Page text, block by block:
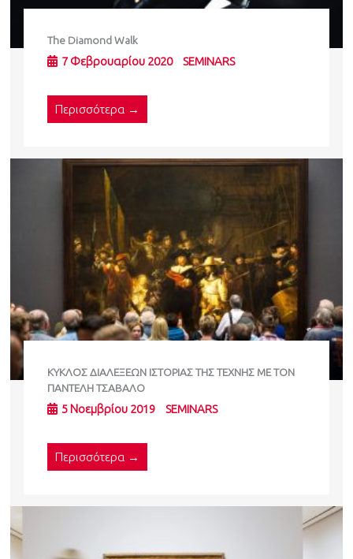
The Diamond Walk
7 Φεβρουαρίου 2020 SEMINARS
Περισσότερα →
ΚΥΚΛΟΣ ΔΙΑΛΕΞΕΩΝ ΙΣΤΟΡΙΑΣ ΤΗΣ ΤΕΧΝΗΣ ΜΕ ΤΟΝ
ΠΑΝΤΕΛΗ ΤΣΑΒΑΛΟ
5 Νοεμβρίου 2019 SEMINARS
Περισσότερα →